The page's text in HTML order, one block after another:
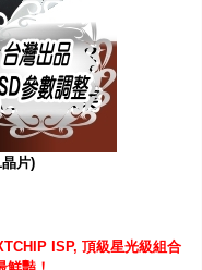
片)
ISP, 頂級星光級組合